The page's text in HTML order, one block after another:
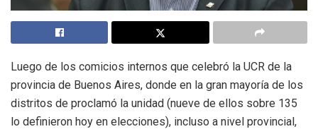
Luego de los comicios internos que celebró la UCR de la
provincia de Buenos Aires, donde en la gran mayoría de los
distritos de proclamó la unidad (nueve de ellos sobre 135
lo definieron hoy en elecciones), incluso a nivel provincial,